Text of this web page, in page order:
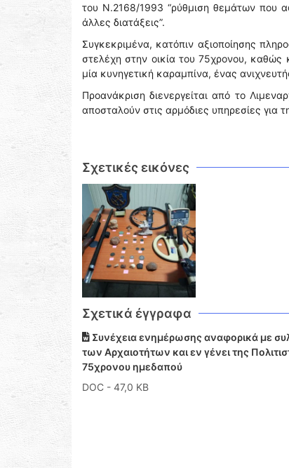
του Ν.2168/1993 “ρύθμιση θεμάτων που
άλλες διατάξεις”.
Συγκεκριμένα, κατόπιν αξιοποίησης
στελέχη στην οικία του 75χρονου, καθώς
μία κυνηγετική καραμπίνα, ένας
Προανάκριση διενεργείται από το
αποσταλούν στις αρμόδιες υπηρεσίες για
Σχετικές εικόνες
Σχετικά έγγραφα
Συνέχεια ενημέρωσης αναφορικά με
των Αρχαιοτήτων και εν γένει της
75χρονου ημεδαπού
DOC - 47,0 KB